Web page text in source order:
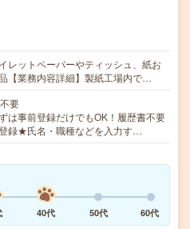
レットペーパーやティッシュ、紙お
【業務内容詳細】製紙工場内で…
要
は事前登録だけでもOK！履歴書不要
録★氏名・職種などを入力す…
40代 50代 60代